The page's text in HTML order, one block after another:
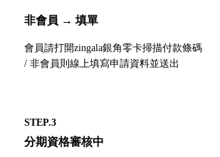
非會員 → 填單
會員請打開zingala銀角零卡掃描付款條碼
/ 非會員則線上填寫申請資料並送出
STEP.3
分期資格審核中